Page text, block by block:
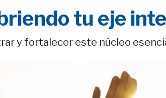
tu eje
y fortalecer este núcleo